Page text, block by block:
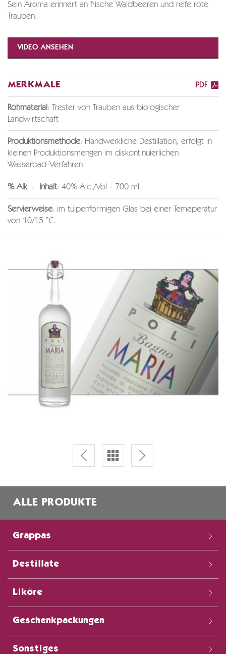
Sein Aroma erinnert an frische Waldbeeren und reife rote
Trauben.
VIDEO ANSEHEN
MERKMALE PDF
Rohmaterial : Trester von Trauben aus biologischer
Landwirtschaft
Produktionsmethode: Handwerkliche Destillation, erfolgt in
kleinen Produktionsmengen im diskontinuierlichen
Wasserbad-Verfahren
% Alk- Inhalt: 40% Alc./Vol - 700 ml
Servierweise: im tulpenförmigen Glas bei einer Temeperatur
von 10/15 °C.
ALLE PRODUKTE
Grappas
Destillate
Liköre
Geschenkpackungen
Sonstiges